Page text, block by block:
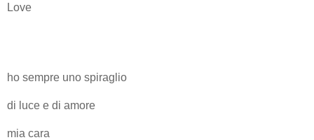
Love
ho sempre uno spiraglio
di luce e di amore
mia cara